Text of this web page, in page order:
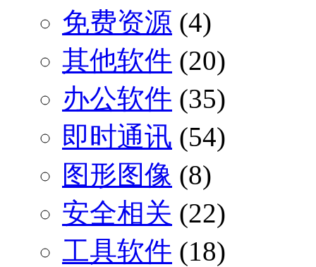
免费资源 (4)
其他软件 (20)
办公软件 (35)
即时通讯 (54)
图形图像 (8)
安全相关 (22)
工具软件 (18)